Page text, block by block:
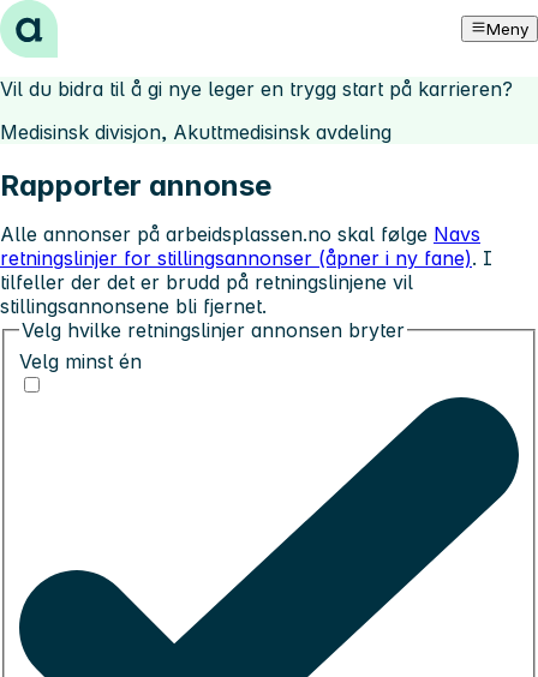
Hopp til innhold Meny
Vil du bidra til å gi nye leger en trygg start på karrieren?
Medisinsk divisjon, Akuttmedisinsk avdeling
Rapporter annonse
Alle annonser på arbeidsplassen.no skal følge Navs
retningslinjer for stillingsannonser (åpner i ny fane). I
tilfeller der det er brudd på retningslinjene vil
stillingsannonsene bli fjernet.
Velg hvilke retningslinjer annonsen bryter
Velg minst én